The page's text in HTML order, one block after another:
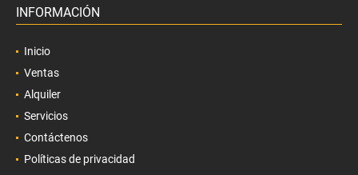
INFORMACIÓN
Inicio
Ventas
Alquiler
Servicios
Contáctenos
Políticas de privacidad